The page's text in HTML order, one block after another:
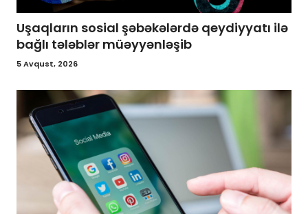
Uşaqların sosial şəbəkələrdə qeydiyyatı ilə
bağlı tələblər müəyyənləşib
5 Avqust, 2026